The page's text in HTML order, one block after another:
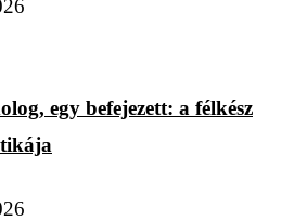
egy befejezett: a félkész